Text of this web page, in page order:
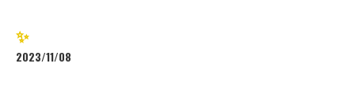
✨
2023/11/08